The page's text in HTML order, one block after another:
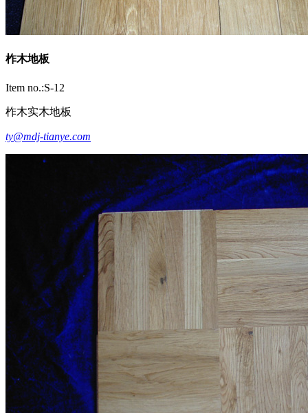
柞木地板
Item no.:S-12
柞木实木地板
ty@mdj-tianye.com